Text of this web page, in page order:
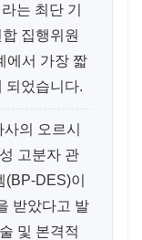
는 최단 기
집행위원
에서 가장 짧
되었습니다.
의 오르시
고분자 관
DES)이
받았다고 발
및 본격적